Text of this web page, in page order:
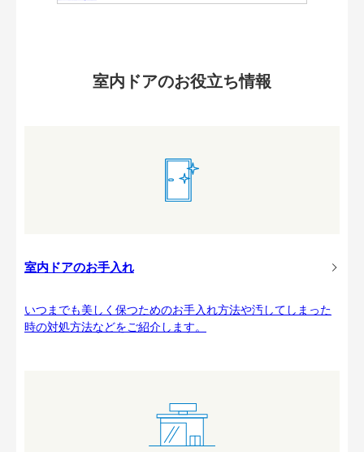
室内ドアのお役立ち情報
室内ドアのお手入れ
いつまでも美しく保つためのお手入れ方法や汚してしまった
時の対処方法などをご紹介します。